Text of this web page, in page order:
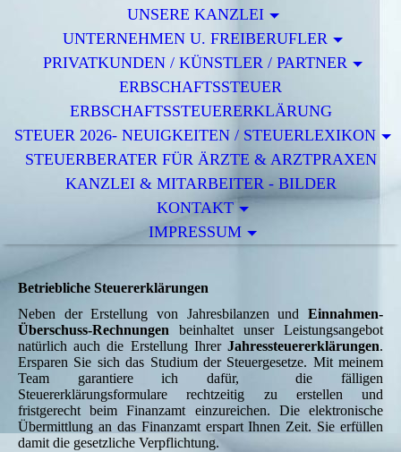
UNSERE KANZLEI
UNTERNEHMEN U. FREIBERUFLER
PRIVATKUNDEN / KÜNSTLER / PARTNER
ERBSCHAFTSSTEUER
ERBSCHAFTSSTEUERERKLÄRUNG
STEUER 2026- NEUIGKEITEN / STEUERLEXIKON
STEUERBERATER FÜR ÄRZTE & ARZTPRAXEN
KANZLEI & MITARBEITER - BILDER
KONTAKT
IMPRESSUM
Betriebliche Steuererklärungen
Neben der Erstellung von Jahresbilanzen und Einnahmen-
Überschuss-Rechnungen beinhaltet unser Leistungsangebot
natürlich auch die Erstellung Ihrer Jahressteuererklärungen.
Ersparen Sie sich das Studium der Steuergesetze. Mit meinem
Team garantiere ich dafür, die fälligen
Steuererklärungsformulare rechtzeitig zu erstellen und
fristgerecht beim Finanzamt einzureichen. Die elektronische
Übermittlung an das Finanzamt erspart Ihnen Zeit. Sie erfüllen
damit die gesetzliche Verpflichtung.